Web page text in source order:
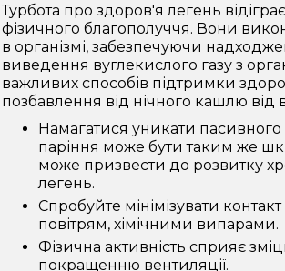
Турбота про здоров'я легень
фізичного благополуччя. Вони
в організмі, забезпечуючи
виведення вуглекислого газу з
важливих способів підтримки
позбавлення від нічного кашлю від
Намагатися уникати
паріння може бути таким же
може призвести до розвитку
легень.
Спробуйте мінімізувати
повітрям, хімічними випарами.
Фізична активність сприяє
покращенню вентиляції.